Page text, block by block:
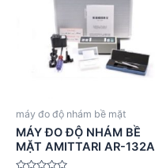
máy đo độ nhám bề mặt
MÁY ĐO ĐỘ NHÁM BỀ
MẶT AMITTARI AR-132A